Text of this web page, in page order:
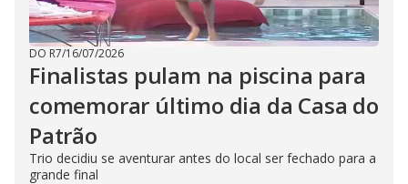
DO R7/16/07/2026
Finalistas pulam na piscina para
comemorar último dia da Casa do
Patrão
Trio decidiu se aventurar antes do local ser fechado para a
grande final